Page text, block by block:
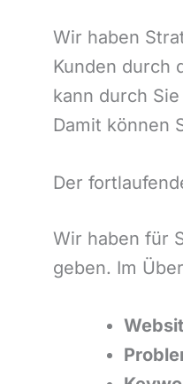
Wir haben
Kunden durch
kann durch
Damit können
Der
Wir haben für
geben. Im